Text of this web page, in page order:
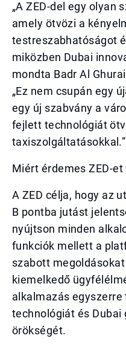
„A ZED-del egy olyan
amely ötvözi a
testreszabhatóságot
miközben Dubai
mondta Badr Al
„Ez nem csupán egy
egy új szabvány a
fejlett technológiát
taxiszolgáltatásokkal.”
Miért érdemes ZED-
A ZED célja, hogy az
B pontba jutást
nyújtson minden
funkciók mellett a
szabott
kiemelkedő
alkalmazás
technológiát és Dubai
örökségét.